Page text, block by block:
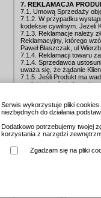
Serwis wykorzystuje pliki
niezbędnych do działania
Dodatkowo potrzebujemy twojej
korzystania z narzędzi
Zgadzam się na pliki
7. REKLAMACJA
7.1. Umową Sprzedaży
7.1.2. W przypadku
kodeksie cywilnym. Jeżeli
7.1.3. Reklamacje należy
Reklamacyjny, którego
Paweł Błaszczak, ul
7.1.4. Reklamacji towaru
7.1.4. Sprzedawca
uważa się, że żądanie
7.1.5. Jeśli Produkt ma
a. złożenie oświadczenia
7.1.6 W przypadku nie
jego koszt.
8. PRAWO
8.1. Konsument może w
8.2. Oświadczenie można
Regulaminu, jednak nie
8.3. Bieg terminu
8.4. Oświadczenie należy
8.5. Po otrzymaniu takiej
8.6. Klient odsyła